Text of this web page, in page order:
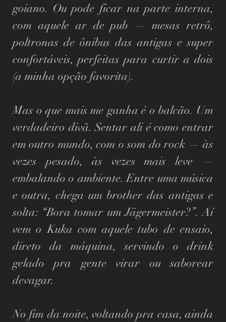
goiano. Ou pode ficar na parte interna,
com aquele ar de pub — mesas retrô,
poltronas de ônibus das antigas e super
confortáveis, perfeitas para curtir a dois
(a minha opção favorita).
Mas o que mais me ganha é o balcão. Um
verdadeiro divã. Sentar ali é como entrar
em outro mundo, com o som do rock — às
vezes pesado, às vezes mais leve —
embalando o ambiente. Entre uma música
e outra, chega um brother das antigas e
solta: “Bora tomar um Jägermeister?”. Aí
vem o Kuka com aquele tubo de ensaio,
direto da máquina, servindo o drink
gelado pra gente virar ou saborear
devagar.
No fim da noite, voltando pra casa, ainda